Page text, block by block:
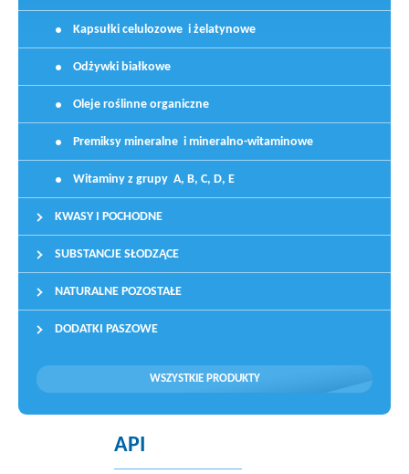
Kapsułki celulozowe i żelatynowe
Odżywki białkowe
Oleje roślinne organiczne
Premiksy mineralne i mineralno-witaminowe
Witaminy z grupy A, B, C, D, E
KWASY I POCHODNE
SUBSTANCJE SŁODZĄCE
NATURALNE POZOSTAŁE
DODATKI PASZOWE
WSZYSTKIE PRODUKTY
API